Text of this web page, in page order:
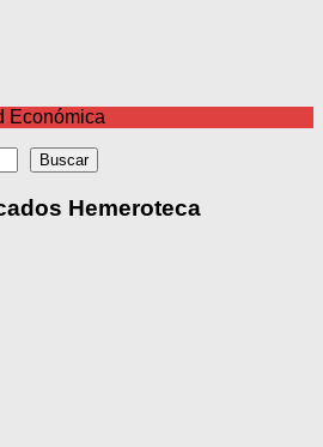
Económica
Buscar
Hemeroteca